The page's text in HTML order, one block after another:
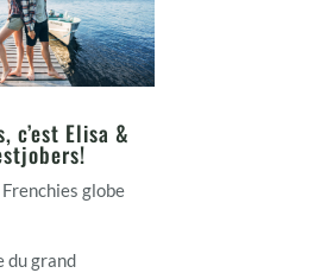
c’est Elisa &
globe
du grand